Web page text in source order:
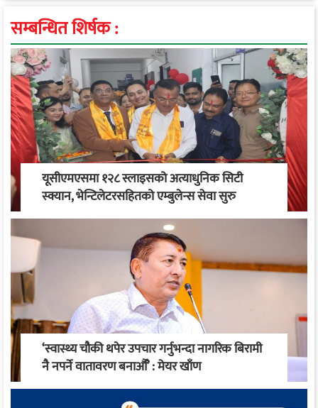
सम्बन्धित शिर्षक :
यूसीएमएसमा १२८ स्लाइसको अत्याधुनिक सिटी
स्क्यान, भेन्टिलेटरसहितको एम्बुलेन्स सेवा सुरु
‘स्वास्थ्य चौकी थपेर उपचार गर्नुभन्दा नागरिक बिरामी
नै नपर्ने वातावरण बनाऔँ’ : मेयर खाँण